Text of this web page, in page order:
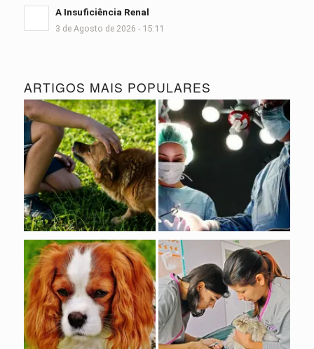
A Insuficiência Renal
3 de Agosto de 2026 - 15:11
ARTIGOS MAIS POPULARES